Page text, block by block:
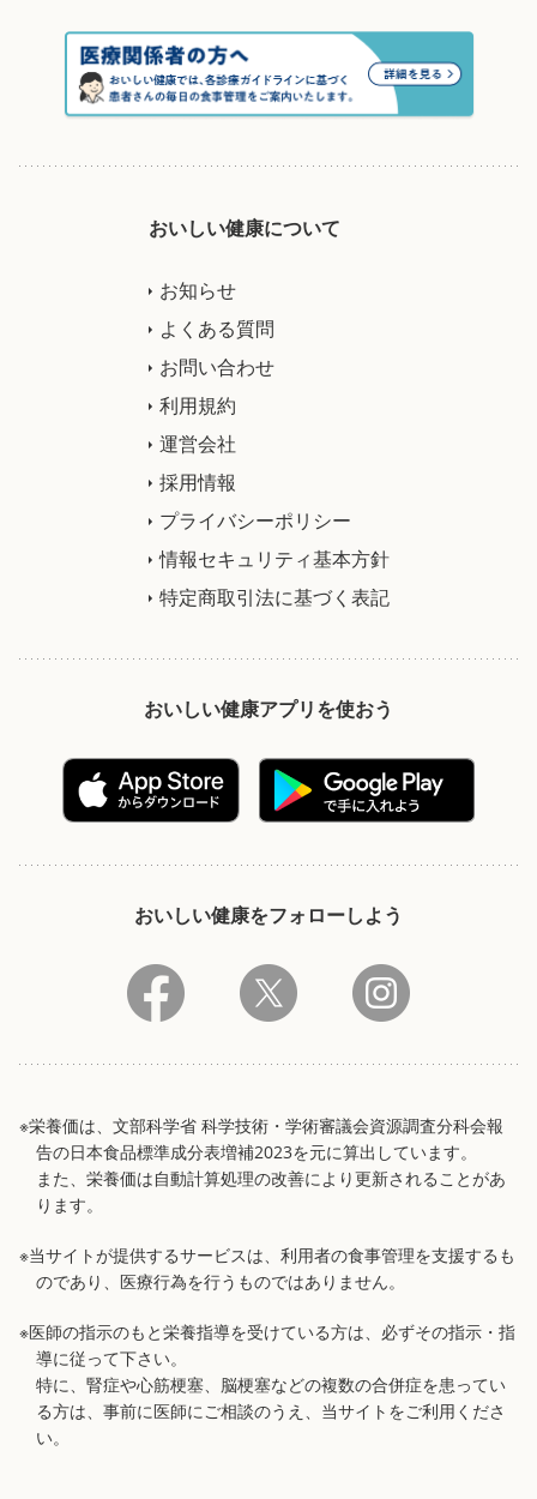
おいしい健康について
お知らせ
よくある質問
お問い合わせ
利用規約
運営会社
採用情報
プライバシーポリシー
情報セキュリティ基本方針
特定商取引法に基づく表記
おいしい健康アプリを使おう
おいしい健康をフォローしよう
※栄養価は、文部科学省 科学技術・学術審議会資源調査分科会報
告の日本食品標準成分表増補2023を元に算出しています。
また、栄養価は自動計算処理の改善により更新されることがあ
ります。
※当サイトが提供するサービスは、利用者の食事管理を支援するも
のであり、医療行為を行うものではありません。
※医師の指示のもと栄養指導を受けている方は、必ずその指示・指
導に従って下さい。
特に、腎症や心筋梗塞、脳梗塞などの複数の合併症を患ってい
る方は、事前に医師にご相談のうえ、当サイトをご利用くださ
い。